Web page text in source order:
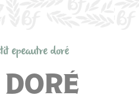
epeautre doré